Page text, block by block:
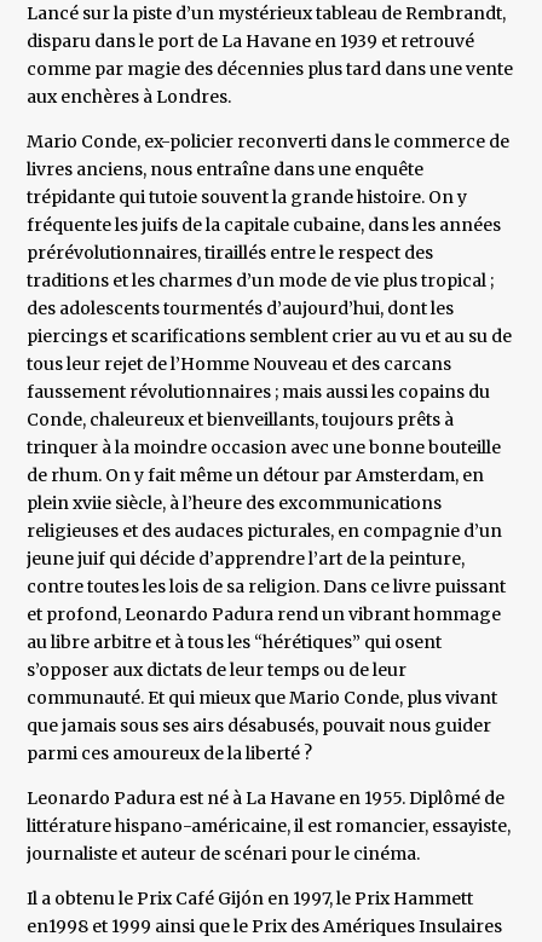
Lancé sur la piste d’un mystérieux tableau de Rembrandt,
disparu dans le port de La Havane en 1939 et retrouvé
comme par magie des décennies plus tard dans une vente
aux enchères à Londres.
Mario Conde, ex-policier reconverti dans le commerce de
livres anciens, nous entraîne dans une enquête
trépidante qui tutoie souvent la grande histoire. On y
fréquente les juifs de la capitale cubaine, dans les années
prérévolutionnaires, tiraillés entre le respect des
traditions et les charmes d’un mode de vie plus tropical ;
des adolescents tourmentés d’aujourd’hui, dont les
piercings et scarifications semblent crier au vu et au su de
tous leur rejet de l’Homme Nouveau et des carcans
faussement révolutionnaires ; mais aussi les copains du
Conde, chaleureux et bienveillants, toujours prêts à
trinquer à la moindre occasion avec une bonne bouteille
de rhum. On y fait même un détour par Amsterdam, en
plein xviie siècle, à l’heure des excommunications
religieuses et des audaces picturales, en compagnie d’un
jeune juif qui décide d’apprendre l’art de la peinture,
contre toutes les lois de sa religion. Dans ce livre puissant
et profond, Leonardo Padura rend un vibrant hommage
au libre arbitre et à tous les “hérétiques” qui osent
s’opposer aux dictats de leur temps ou de leur
communauté. Et qui mieux que Mario Conde, plus vivant
que jamais sous ses airs désabusés, pouvait nous guider
parmi ces amoureux de la liberté ?
Leonardo Padura est né à La Havane en 1955. Diplômé de
littérature hispano-américaine, il est romancier, essayiste,
journaliste et auteur de scénari pour le cinéma.
Il a obtenu le Prix Café Gijón en 1997, le Prix Hammett
en1998 et 1999 ainsi que le Prix des Amériques Insulaires